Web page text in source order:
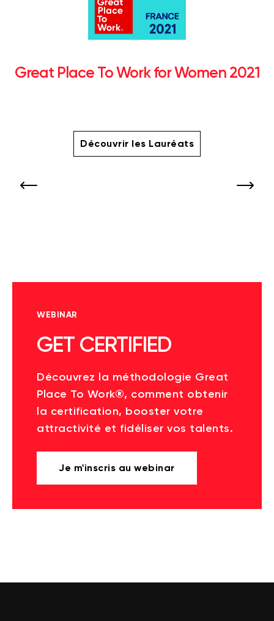
Great Place To Work for Women 2021
Découvrir les Lauréats
WEBINAR
GET CERTIFIED
Découvrez la méthodologie Great
Place To Work®, comment obtenir
la certification, booster votre
attractivité et fidéliser vos talents.
Je m'inscris au webinar